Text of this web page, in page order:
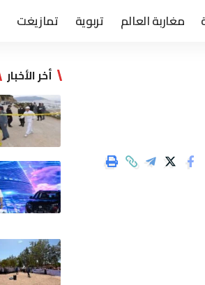
مغاربة العالم تربوية تمازيغت
أخر الأخبار